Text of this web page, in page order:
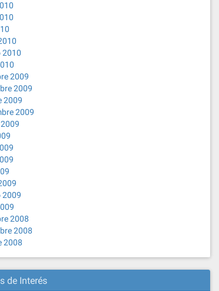
2010
2009
2009
2009
2009
2009
2008
2008
2008
de Interés